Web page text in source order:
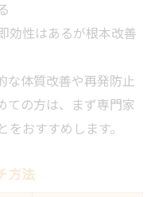
効性はあるが根本改善
な体質改善や再発防止
ての方は、まず専門家
おすすめします。
方法